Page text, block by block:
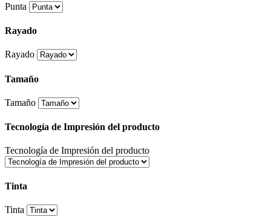
Punta
Rayado
Rayado
Tamaño
Tamaño
Tecnología de Impresión del producto
Tecnología de Impresión del producto
Tinta
Tinta